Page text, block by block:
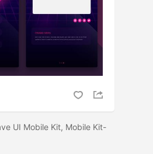
UI Mobile Kit, Mobile Kit-